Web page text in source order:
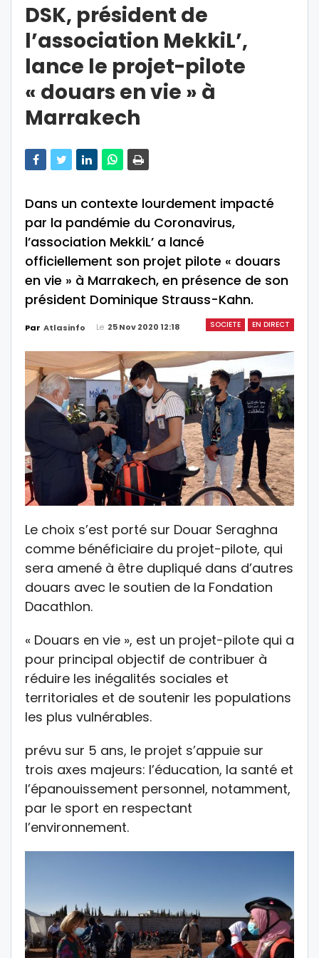
DSK, président de
l’association MekkiL’,
lance le projet-pilote
« douars en vie » à
Marrakech
Dans un contexte lourdement impacté
par la pandémie du Coronavirus,
l’association MekkiL’ a lancé
officiellement son projet pilote « douars
en vie » à Marrakech, en présence de son
président Dominique Strauss-Kahn.
SOCIETE EN DIRECT
Par Atlasinfo Le 25 Nov 2020 12:18
Le choix s’est porté sur Douar Seraghna
comme bénéficiaire du projet-pilote, qui
sera amené à être dupliqué dans d’autres
douars avec le soutien de la Fondation
Dacathlon.
« Douars en vie », est un projet-pilote qui a
pour principal objectif de contribuer à
réduire les inégalités sociales et
territoriales et de soutenir les populations
les plus vulnérables.
prévu sur 5 ans, le projet s’appuie sur
trois axes majeurs: l’éducation, la santé et
l’épanouissement personnel, notamment,
par le sport en respectant
l’environnement.